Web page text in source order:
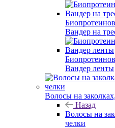
Вандер на
Вандер ленты
Волосы на
Назад
Волосы на
челки